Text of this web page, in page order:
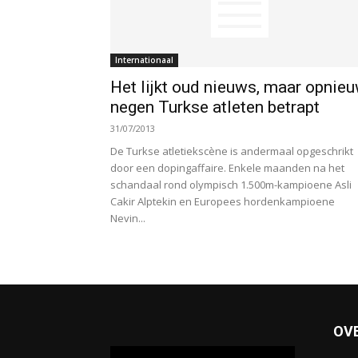
Internationaal
Het lijkt oud nieuws, maar
negen Turkse atleten betrapt
31/07/2013
De Turkse atletiekscène is andermaal opgeschrikt
door een dopingaffaire. Enkele maanden na het
schandaal rond olympisch 1.500m-kampioene Asli
Cakir Alptekin en Europees hordenkampioene
Nevin...